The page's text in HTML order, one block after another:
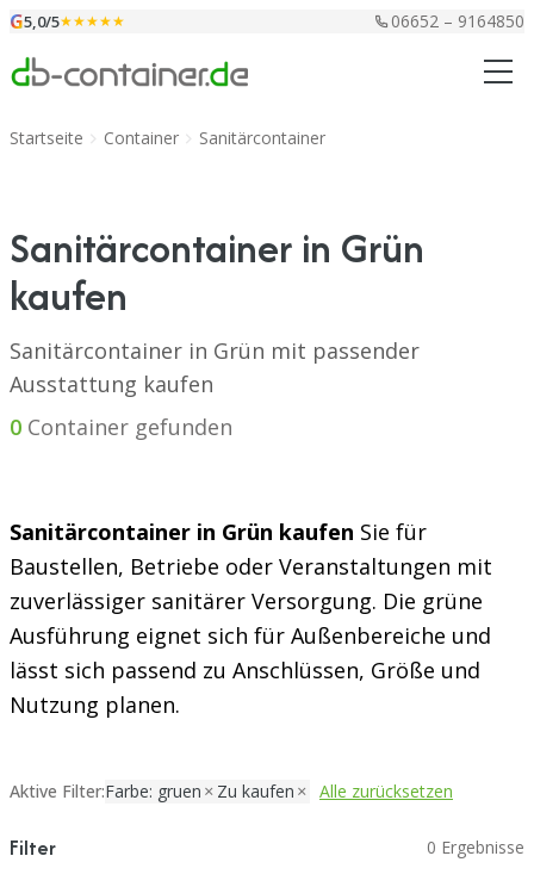
Zum Inhalt springen
G5,0/5★★★★★ 06652 – 9164850
Startseite Container Sanitärcontainer
Sanitärcontainer in Grün
kaufen
Sanitärcontainer in Grün mit passender
Ausstattung kaufen
0 Container gefunden
Sanitärcontainer in Grün kaufen Sie für
Baustellen, Betriebe oder Veranstaltungen mit
zuverlässiger sanitärer Versorgung. Die grüne
Ausführung eignet sich für Außenbereiche und
lässt sich passend zu Anschlüssen, Größe und
Nutzung planen.
Aktive Filter:Farbe: gruen Zu kaufen Alle zurücksetzen
Filter 0 Ergebnisse